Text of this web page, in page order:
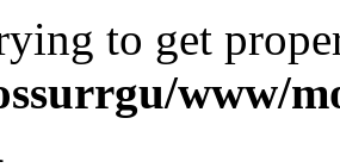
to get
www/